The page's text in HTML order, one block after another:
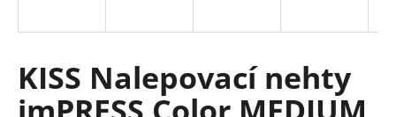
KISS Nalepovací nehty
í
t